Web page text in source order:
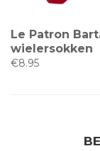
Le Patron
wielersokken
€8.95